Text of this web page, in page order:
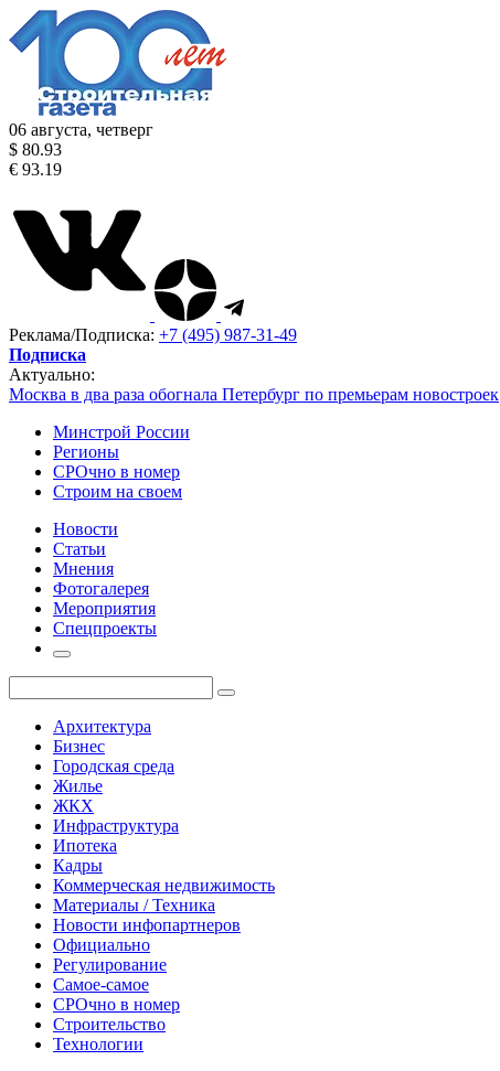
06 августа, четверг
$ 80.93
€ 93.19
Реклама/Подписка: +7 (495) 987-31-49
Подписка
Актуально:
Москва в два раза обогнала Петербург по премьерам новостроек
Минстрой России
Регионы
СРОчно в номер
Строим на своем
Новости
Статьи
Мнения
Фотогалерея
Мероприятия
Спецпроекты
Архитектура
Бизнес
Городская среда
Жилье
ЖКХ
Инфраструктура
Ипотека
Кадры
Коммерческая недвижимость
Материалы / Техника
Новости инфопартнеров
Официально
Регулирование
Самое-самое
СРОчно в номер
Строительство
Технологии